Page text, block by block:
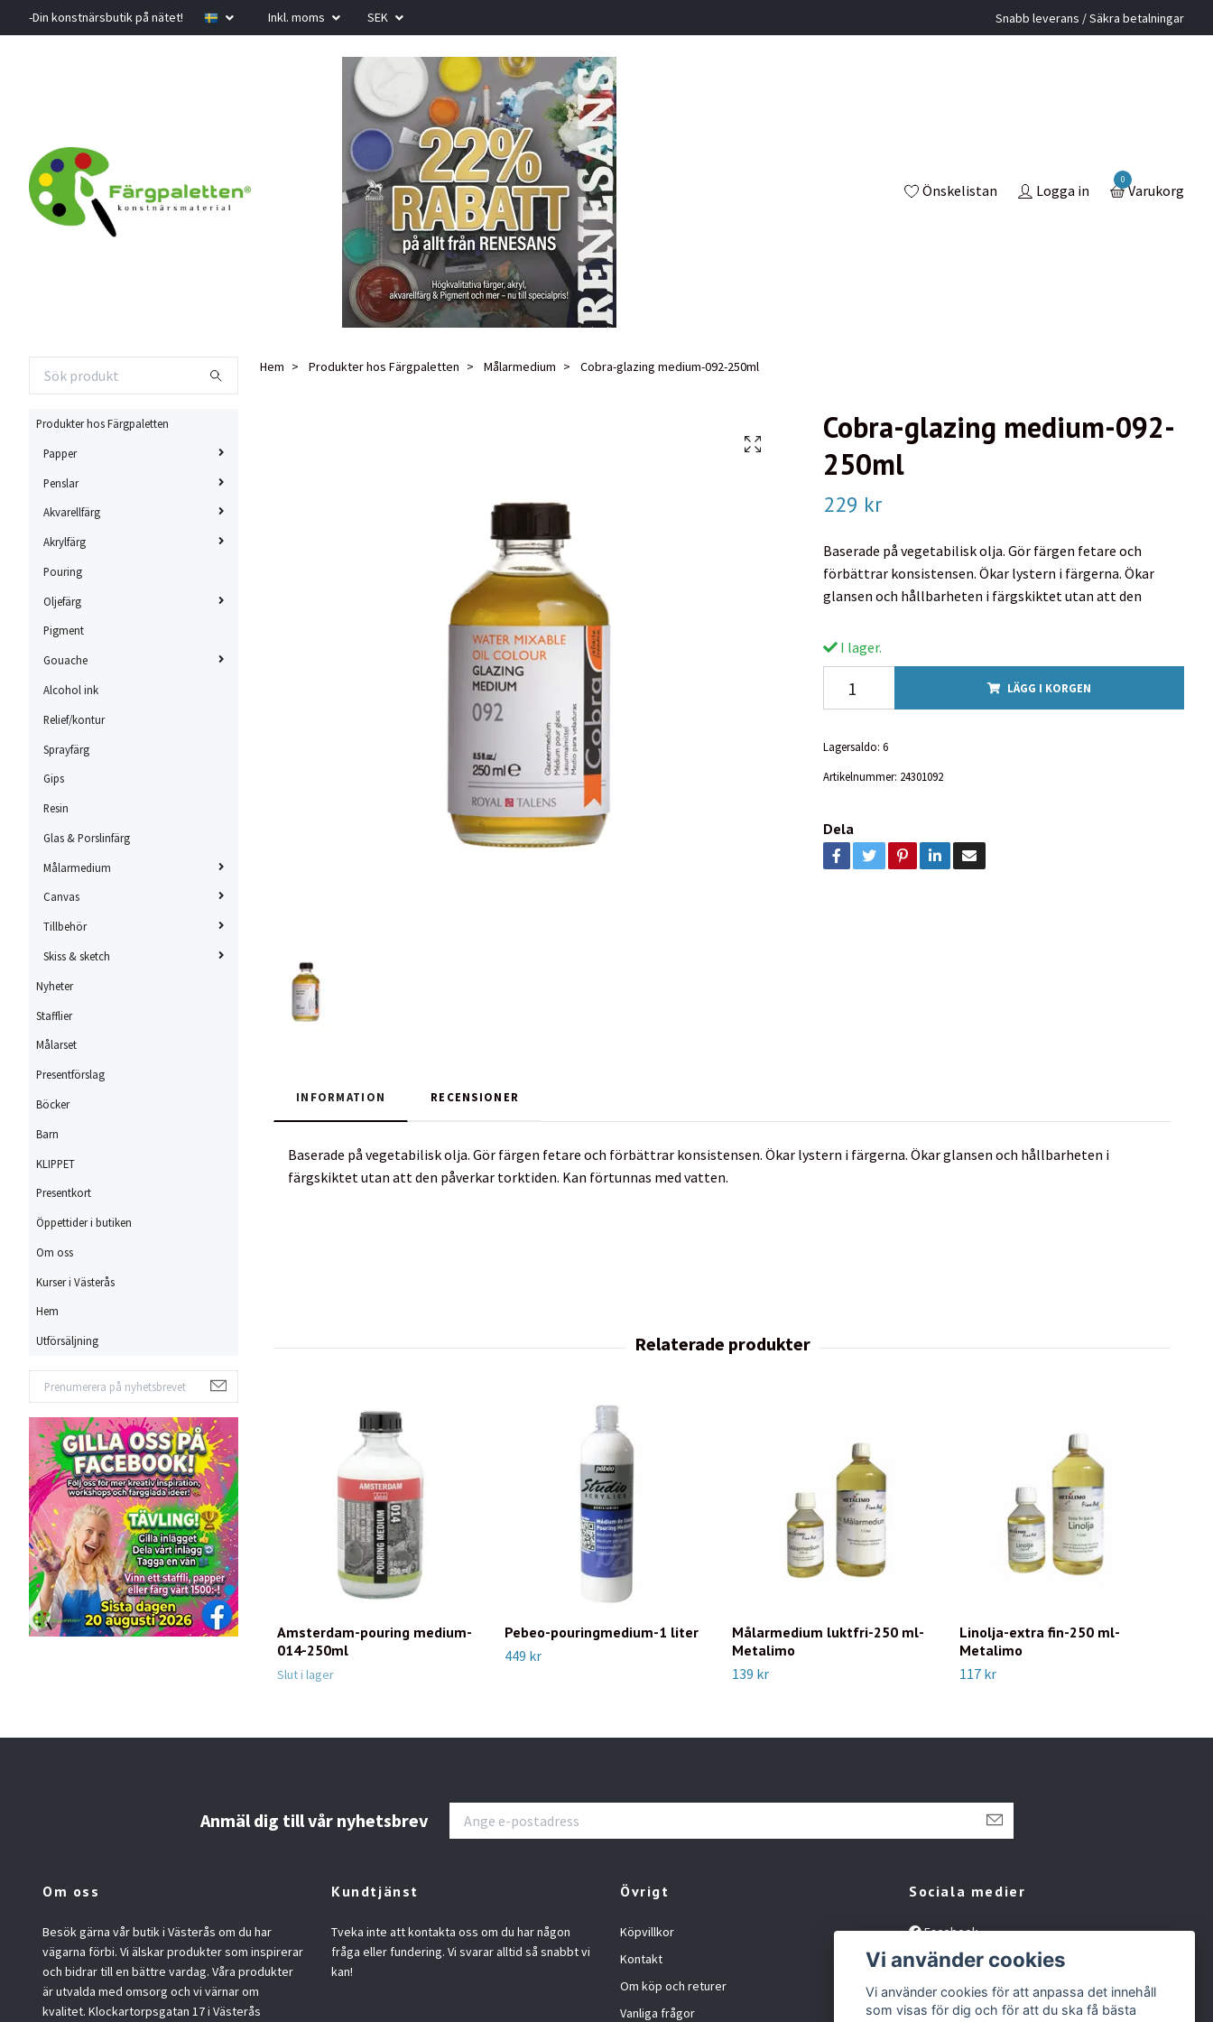
-Din konstnärsbutik på nätet! Inkl. moms SEK Snabb leverans / Säkra betalningar
Önskelistan Logga in
0
Varukorg
Produkter hos Färgpaletten
Papper
Penslar
Akvarellfärg
Akrylfärg
Pouring
Oljefärg
Pigment
Gouache
Alcohol ink
Relief/kontur
Sprayfärg
Gips
Resin
Glas & Porslinfärg
Målarmedium
Canvas
Tillbehör
Skiss & sketch
Nyheter
Stafflier
Målarset
Presentförslag
Böcker
Barn
KLIPPET
Presentkort
Öppettider i butiken
Om oss
Kurser i Västerås
Hem
Utförsäljning
Hem Produkter hos Färgpaletten Målarmedium Cobra-glazing medium-092-250ml
Cobra-glazing medium-092-
250ml
229 kr
Baserade på vegetabilisk olja. Gör färgen fetare och
förbättrar konsistensen. Ökar lystern i färgerna. Ökar
glansen och hållbarheten i färgskiktet utan att den
I lager.
LÄGG I KORGEN
Lagersaldo: 6
Artikelnummer: 24301092
Dela
INFORMATION RECENSIONER
Baserade på vegetabilisk olja. Gör färgen fetare och förbättrar konsistensen. Ökar lystern i färgerna. Ökar glansen och hållbarheten i
färgskiktet utan att den påverkar torktiden. Kan förtunnas med vatten.
Amsterdam-pouring medium-
014-250ml
Slut i lager
Pebeo-pouringmedium-1 liter
449 kr
Målarmedium luktfri-250 ml-
Metalimo
139 kr
Linolja-extra fin-250 ml-
Metalimo
117 kr
Anmäl dig till vår nyhetsbrev
Om oss
Besök gärna vår butik i Västerås om du har
vägarna förbi. Vi älskar produkter som inspirerar
och bidrar till en bättre vardag. Våra produkter
är utvalda med omsorg och vi värnar om
kvalitet. Klockartorpsgatan 17 i Västerås
Kundtjänst
Tveka inte att kontakta oss om du har någon
fråga eller fundering. Vi svarar alltid så snabbt vi
kan!
Övrigt
Köpvillkor
Kontakt
Om köp och returer
Vanliga frågor
Sociala medier
Facebook
Instagram
Tiktok
Vi använder cookies
Vi använder cookies för att anpassa det innehåll
som visas för dig och för att du ska få bästa